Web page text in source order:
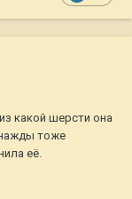
какой шерсти она
тоже
её.